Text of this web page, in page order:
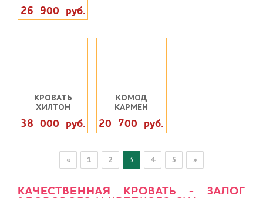
26 900 руб.
КРОВАТЬ
ХИЛТОН
38 000 руб.
КОМОД
КАРМЕН
20 700 руб.
« 1 2 3 4 5 »
КАЧЕСТВЕННАЯ КРОВАТЬ - ЗАЛОГ